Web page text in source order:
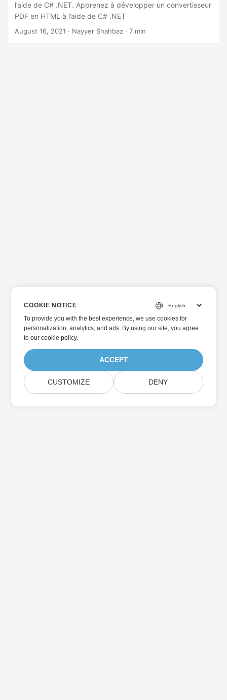
l’aide de C# .NET. Apprenez à développer un convertisseur
PDF en HTML à l’aide de C# .NET
August 16, 2021 · Nayyer Shahbaz · 7 min
COOKIE NOTICE
To provide you with the best experience, we use cookies for
personalization, analytics, and ads. By using our site, you agree
toour cookie policy.
ACCEPT
CUSTOMIZE DENY